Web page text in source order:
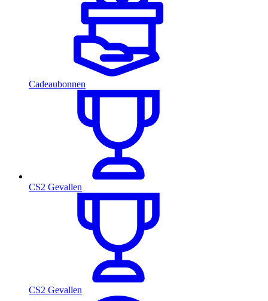
Cadeaubonnen
CS2 Gevallen
CS2 Gevallen